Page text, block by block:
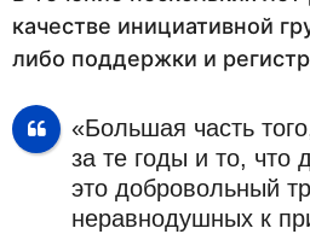
качестве инициативной
либо поддержки и
«Большая часть
за те годы и то, что
это добровольный
неравнодушных к